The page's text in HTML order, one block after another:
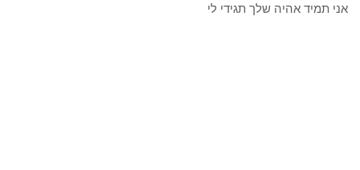
אני תמיד אהיה שלך תגידי לי